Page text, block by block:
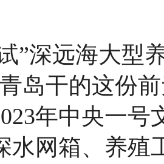
”深远海大型
岛干的这份
年中央一号
水网箱、养殖